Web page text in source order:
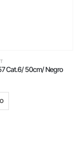
Cat.6/ 50cm/ Negro